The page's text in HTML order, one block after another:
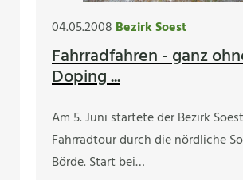
04.05.2008 Bezirk Soest
Fahrradfahren - ganz
Doping ...
Am 5. Juni startete der Bezirk
Fahrradtour durch die nördliche
Börde. Start bei…